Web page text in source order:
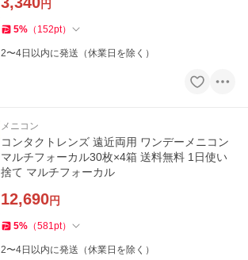
円
5% （ 152pt）
2〜4日以内に発送（休業日を除く）
メニコン
コンタクトレンズ 遠近両用 ワンデーメニコン
マルチフォーカル30枚×4箱 送料無料 1日使い
捨て マルチフォーカル
12,690円
5% （581pt）
2〜4日以内に発送（休業日を除く）